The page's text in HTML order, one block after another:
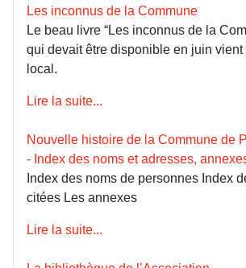
Les inconnus de la Commune
Le beau livre “Les inconnus de la
qui devait être disponible en juin vient
local.
Lire la suite...
Nouvelle histoire de la Commune de
- Index des noms et adresses,
Index des noms de personnes Index
citées Les annexes
Lire la suite...